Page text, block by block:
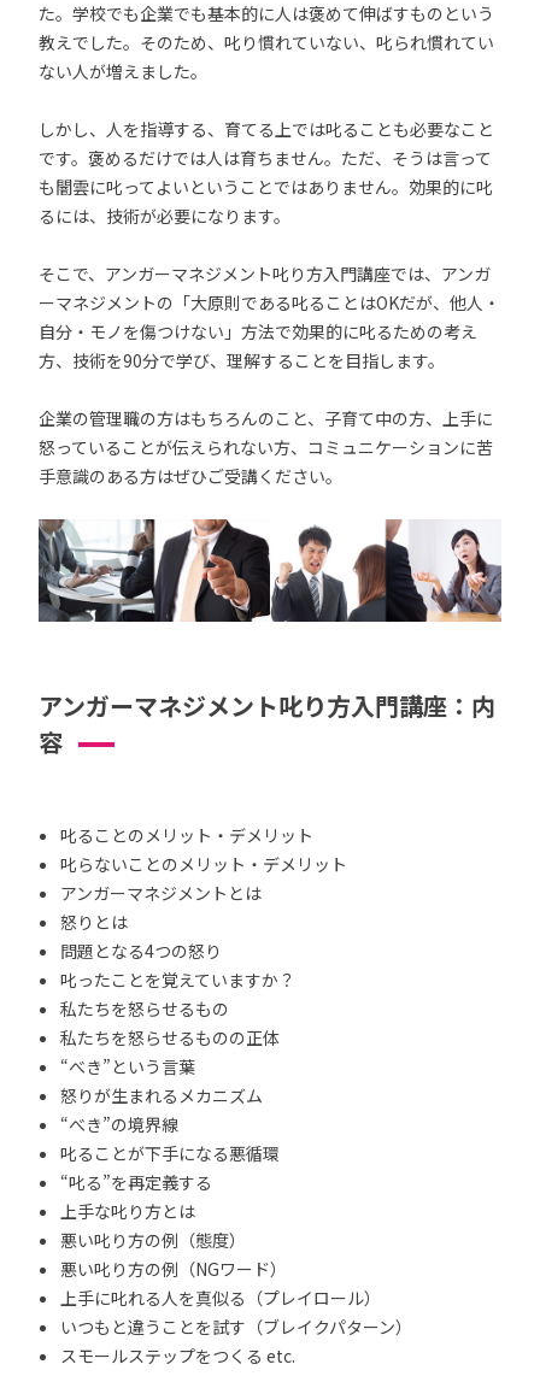
た。学校でも企業でも基本的に人は褒めて伸ばすものという
教えでした。そのため、叱り慣れていない、叱られ慣れてい
ない人が増えました。
しかし、人を指導する、育てる上では叱ることも必要なこと
です。褒めるだけでは人は育ちません。ただ、そうは言って
も闇雲に叱ってよいということではありません。効果的に叱
るには、技術が必要になります。
そこで、アンガーマネジメント叱り方入門講座では、アンガ
ーマネジメントの「大原則である叱ることはOKだが、他人・
自分・モノを傷つけない」方法で効果的に叱るための考え
方、技術を90分で学び、理解することを目指します。
企業の管理職の方はもちろんのこと、子育て中の方、上手に
怒っていることが伝えられない方、コミュニケーションに苦
手意識のある方はぜひご受講ください。
アンガーマネジメント叱り方入門講座：内
容
叱ることのメリット・デメリット
叱らないことのメリット・デメリット
アンガーマネジメントとは
怒りとは
問題となる4つの怒り
叱ったことを覚えていますか？
私たちを怒らせるもの
私たちを怒らせるものの正体
“べき”という言葉
怒りが生まれるメカニズム
“べき”の境界線
叱ることが下手になる悪循環
“叱る”を再定義する
上手な叱り方とは
悪い叱り方の例（態度）
悪い叱り方の例（NGワード）
上手に叱れる人を真似る（プレイロール）
いつもと違うことを試す（ブレイクパターン）
スモールステップをつくる etc.